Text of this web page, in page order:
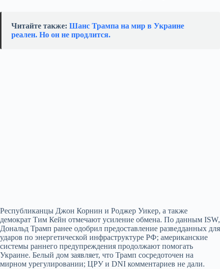
Читайте также: Шанс Трампа на мир в Украине
реален. Но он не продлится.
Республиканцы Джон Корнин и Роджер Уикер, а также
демократ Тим Кейн отмечают усиление обмена. По данным ISW,
Дональд Трамп ранее одобрил предоставление разведданных для
ударов по энергетической инфраструктуре РФ; американские
системы раннего предупреждения продолжают помогать
Украине. Белый дом заявляет, что Трамп сосредоточен на
мирном урегулировании; ЦРУ и DNI комментариев не дали.